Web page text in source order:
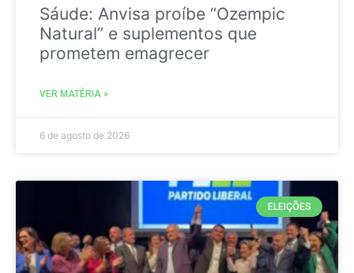
Sáude: Anvisa proíbe “Ozempic
Natural” e suplementos que
prometem emagrecer
VER MATÉRIA »
6 de agosto de 2026
ELEIÇÕES